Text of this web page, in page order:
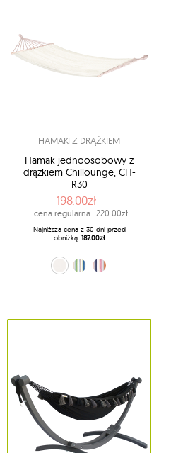
HAMAKI Z DRĄŻKIEM
Hamak jednoosobowy z
drążkiem Chillounge, CH-
R30
198.00zł
cena regularna: 220.00zł
Najniższa cena z 30 dni przed
obniżką: 187.00zł
ecru (CH-R30-11)
niebiesko-zielony (CH-R30-34)
pomarańczowo-niebieski (CH-R30-52)